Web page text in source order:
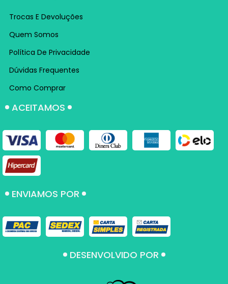
Trocas E Devoluções
Quem Somos
Política De Privacidade
Dúvidas Frequentes
Como Comprar
ACEITAMOS
ENVIAMOS POR
DESENVOLVIDO POR